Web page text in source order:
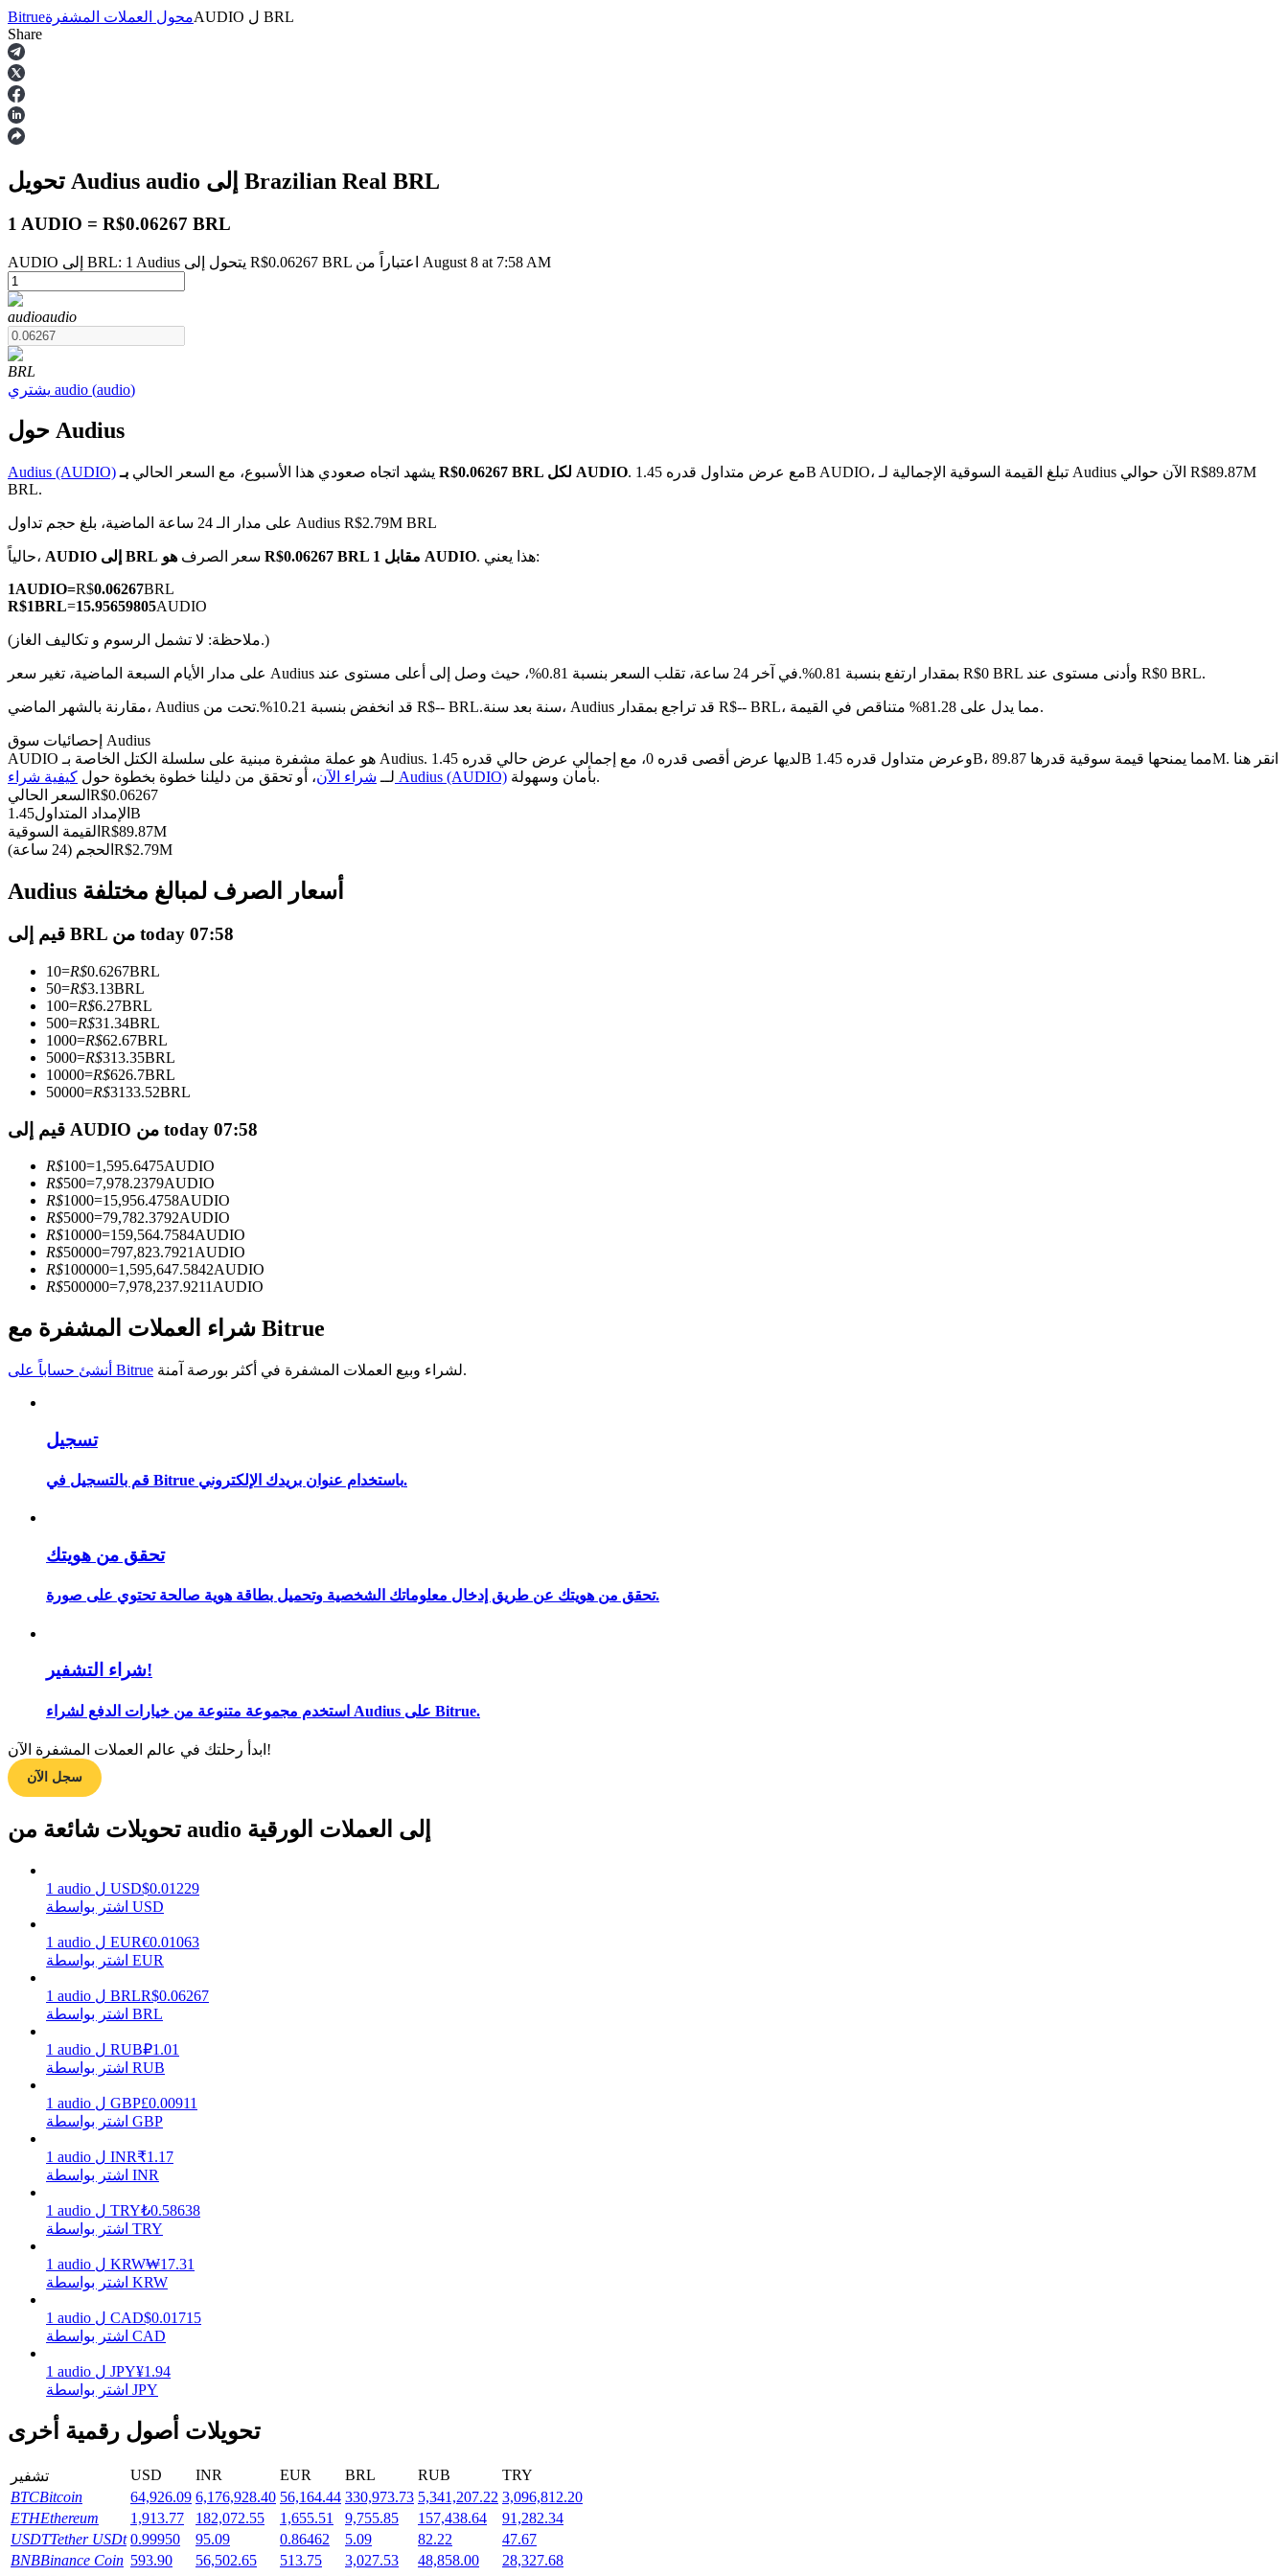
العقود الآجلة
العقود الآجلة USDT
العقود الآجلة لـ COIN-M
العقود الآجلة للعملات المشفرة
TradFi
مشتقات الأسهم والعملات الأجنبية والمعادن الثمينة والسلع
العقود الآجلة USDC
العقود الآجلة باستخدام USDC كضمان
نسخ التداول
انضم إلى أفضل المتداولين
كن متداول نسخ
معلومة
مرشد
استراتيجيات التداول
تعلم كيفية البقاء مربحة
يكسب
احصل على مكافآت تنافسية يوميًا
Bitrueمحول العملات المشفرةAUDIO ل BRL
Share
تحويل Audius audio إلى Brazilian Real BRL
1 AUDIO = R$0.06267 BRL
AUDIO إلى BRL: 1 Audius يتحول إلى R$0.06267 BRL اعتباراً من August 8 at 7:58 AM
audioaudio
BRL
يشتري audio (audio)
حول Audius
Audius (AUDIO) يشهد اتجاه صعودي هذا الأسبوع، مع السعر الحالي بـ R$0.06267 BRL لكل AUDIO. مع عرض متداول قدره 1.45B AUDIO، تبلغ القيمة السوقية الإجمالية لـ Audius الآن حوالي R$89.87M
BRL.
على مدار الـ 24 ساعة الماضية، بلغ حجم تداول Audius R$2.79M BRL
حالياً، AUDIO إلى BRL سعر الصرف هو R$0.06267 BRL مقابل 1 AUDIO
. هذا يعني:
1AUDIO=R$0.06267BRL
R$1BRL=15.95659805AUDIO
(ملاحظة: لا تشمل الرسوم و تكاليف الغاز.)
على مدار الأيام السبعة الماضية، تغير سعر Audius بمقدار ارتفع بنسبة 0.81%. في آخر 24 ساعة، تقلب السعر بنسبة 0.81%، حيث وصل إلى أعلى مستوى عند R$0 BRL وأدنى مستوى عند R$0 BRL.
مقارنة بالشهر الماضي، Audius قد انخفض بنسبة 10.21%.تحت من R$-- BRL. سنة بعد سنة، Audius قد تراجع بمقدار R$-- BRL، مما يدل على 81.28% متناقص في القيمة.
إحصائيات سوق Audius
AUDIO هو عملة مشفرة مبنية على سلسلة الكتل الخاصة بـ Audius. لديها عرض أقصى قدره 0، مع إجمالي عرض حالي قدره 1.45B وعرض متداول قدره 1.45B، مما يمنحها قيمة سوقية قدرها 89.87M. انقر هنا
لــ شراء الآن، أو تحقق من دليلنا خطوة بخطوة حول كيفية شراء Audius (AUDIO)
بأمان وسهولة.
السعر الحالي R$0.06267
الإمداد المتداول 1.45B
القيمة السوقية R$89.87M
الحجم (24 ساعة) R$2.79M
Audius أسعار الصرف لمبالغ مختلفة
قيم إلى BRL من today 07:58
10=R$0.6267BRL
50=R$3.13BRL
100=R$6.27BRL
500=R$31.34BRL
1000=R$62.67BRL
5000=R$313.35BRL
10000=R$626.7BRL
50000=R$3133.52BRL
قيم إلى AUDIO من today 07:58
R$100=1,595.6475AUDIO
R$500=7,978.2379AUDIO
R$1000=15,956.4758AUDIO
R$5000=79,782.3792AUDIO
R$10000=159,564.7584AUDIO
R$50000=797,823.7921 AUDIO
R$100000=1,595,647.5842AUDIO
R$500000=7,978,237.9211 AUDIO
شراء العملات المشفرة مع Bitrue
أنشئ حساباً على Bitrue لشراء وبيع العملات المشفرة في أكثر بورصة آمنة.
تسجيل
قم بالتسجيل في Bitrue باستخدام عنوان بريدك الإلكتروني.
تحقق من هويتك
تحقق من هويتك عن طريق إدخال معلوماتك الشخصية وتحميل بطاقة هوية صالحة تحتوي على صورة.
شراء التشفير!
استخدم مجموعة متنوعة من خيارات الدفع لشراء Audius على Bitrue.
ابدأ رحلتك في عالم العملات المشفرة الآن!
سجل الآن
تحويلات شائعة من audio إلى العملات الورقية
1 audio ل USD$0.01229
اشتر بواسطة USD
1 audio ل EUR€0.01063
اشتر بواسطة EUR
1 audio ل BRLR$0.06267
اشتر بواسطة BRL
1 audio ل RUB₽1.01
اشتر بواسطة RUB
1 audio ل GBP£0.00911
اشتر بواسطة GBP
1 audio ل INR₹1.17
اشتر بواسطة INR
1 audio ل TRY₺0.58638
اشتر بواسطة TRY
1 audio ل KRW₩17.31
اشتر بواسطة KRW
1 audio ل CAD$0.01715
اشتر بواسطة CAD
1 audio ل JPY¥1.94
اشتر بواسطة JPY
تحويلات أصول رقمية أخرى
تشفير USD INR EUR BRL RUB
TRY
BTCBitcoin 64,926.09 6,176,928.40 56,164.44 330,973.73 5,341,207.22 3,096,812.20
ETHEthereum 1,913.77 182,072.55 1,655.51 9,755.85 157,438.64
91,282.34
USDTTether USDt 0.99950 95.09 0.86462 5.09 82.22
47.67
BNBBinance Coin 593.90 56,502.65 513.75 3,027.53 48,858.00
28,327.68